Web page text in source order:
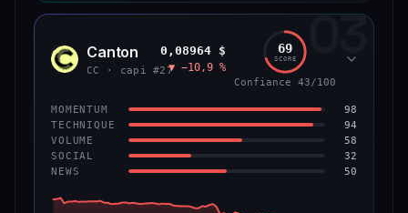
CAP. MARCHÉ VOLUME 24 H
VAR. 7 J VAR. 30 J
−8,8 %
VS ATH
−96,0 %
RANG CAPI.
#97
CONFIANCE 67/100
03
CC Canton
CC · capi #27
0,08964 $
▼ −10,9 %
69
SCORE
Confiance 43/100
MOMENTUM 98
TECHNIQUE 94
VOLUME 58
SOCIAL 32
NEWS 50